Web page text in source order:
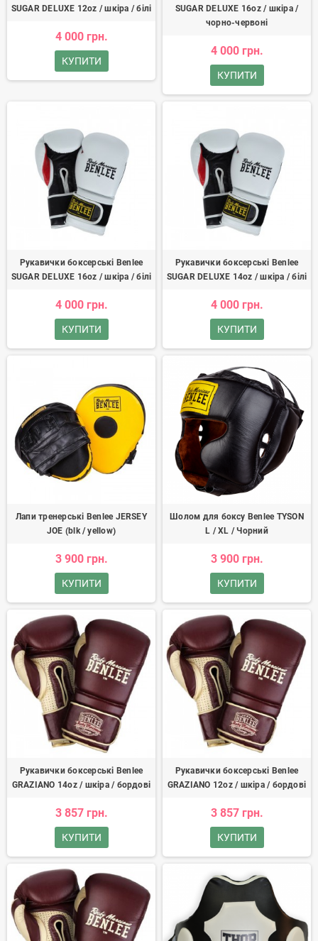
SUGAR DELUXE 12oz / шкіра / білі
4 000 грн.
КУПИТИ
SUGAR DELUXE 16oz / шкіра /
чорно-червоні
4 000 грн.
КУПИТИ
Рукавички боксерські Benlee
SUGAR DELUXE 16oz / шкіра / білі
4 000 грн.
КУПИТИ
Рукавички боксерські Benlee
SUGAR DELUXE 14oz / шкіра / білі
4 000 грн.
КУПИТИ
Лапи тренерські Benlee JERSEY
JOE (blk / yellow)
3 900 грн.
КУПИТИ
Шолом для боксу Benlee TYSON
L / XL / Чорний
3 900 грн.
КУПИТИ
Рукавички боксерські Benlee
GRAZIANO 14oz / шкіра / бордові
3 857 грн.
КУПИТИ
Рукавички боксерські Benlee
GRAZIANO 12oz / шкіра / бордові
3 857 грн.
КУПИТИ